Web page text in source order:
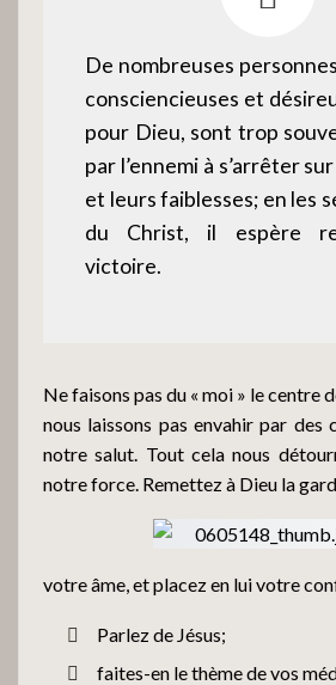
De nombreuses
consciencieuses et
pour Dieu, sont trop
par l’ennemi à s’arrêter
et leurs faiblesses; en les
du Christ, il espère
victoire.
Ne faisons pas du « moi » le centre
nous laissons pas envahir par des
notre salut. Tout cela nous
notre force. Remettez à Dieu la
votre âme, et placez en lui votre
Parlez de Jésus;
faites-en le thème de vos